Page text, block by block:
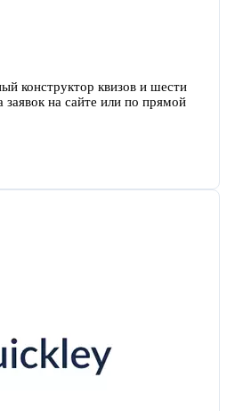
конструктор квизов и шести
заявок на сайте или по прямой